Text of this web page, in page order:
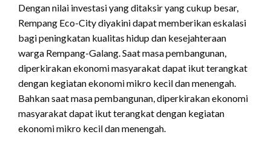
Dengan nilai investasi yang ditaksir yang cukup besar,
Rempang Eco-City diyakini dapat memberikan eskalasi
bagi peningkatan kualitas hidup dan kesejahteraan
warga Rempang-Galang. Saat masa pembangunan,
diperkirakan ekonomi masyarakat dapat ikut terangkat
dengan kegiatan ekonomi mikro kecil dan menengah.
Bahkan saat masa pembangunan, diperkirakan ekonomi
masyarakat dapat ikut terangkat dengan kegiatan
ekonomi mikro kecil dan menengah.